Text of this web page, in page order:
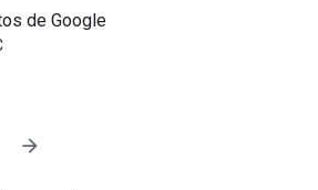
de Google
arrow_forward